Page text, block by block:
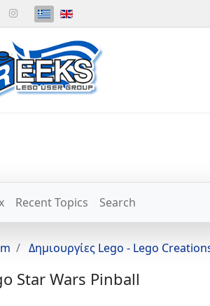
Επιλέξτε τη γλώσσα σας
Recent Topics Search
Δημιουργίες Lego - Lego
Star Wars Pinball